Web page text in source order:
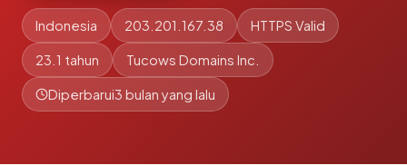
Indonesia 203.201.167.38 HTTPS Valid
23.1 tahun Tucows Domains Inc.
Diperbarui3 bulan yang lalu